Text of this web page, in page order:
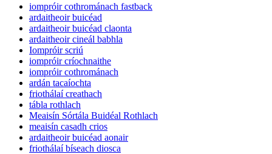
iompróir cothrománach fastback
ardaitheoir buicéad
ardaitheoir buicéad claonta
ardaitheoir cineál babhla
Iompróir scriú
iompróir críochnaithe
iompróir cothrománach
ardán tacaíochta
friothálaí creathach
tábla rothlach
Meaisín Sórtála Buidéal Rothlach
meaisín casadh crios
ardaitheoir buicéad aonair
friothálaí bíseach diosca